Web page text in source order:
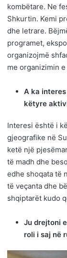
kombëtare. Ne
Shkurtin. Kemi
dhe letrare.
programet,
organizojmë
me organizimin
A ka
këtyre
Interesi është i
gjeografike në
ketë një
të madh dhe
edhe shoqata të
të veçanta dhe
shqiptarët kudo
Ju drejtoni
roli i saj në